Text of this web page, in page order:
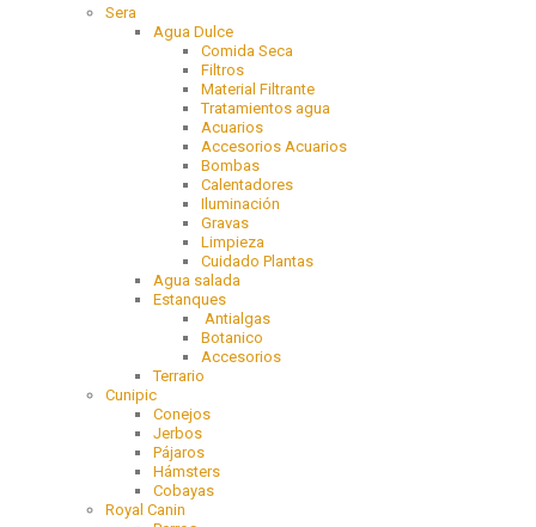
Sera
Agua Dulce
Comida Seca
Filtros
Material Filtrante
Tratamientos agua
Acuarios
Accesorios Acuarios
Bombas
Calentadores
Iluminación
Gravas
Limpieza
Cuidado Plantas
Agua salada
Estanques
Antialgas
Botanico
Accesorios
Terrario
Cunipic
Conejos
Jerbos
Pájaros
Hámsters
Cobayas
Royal Canin